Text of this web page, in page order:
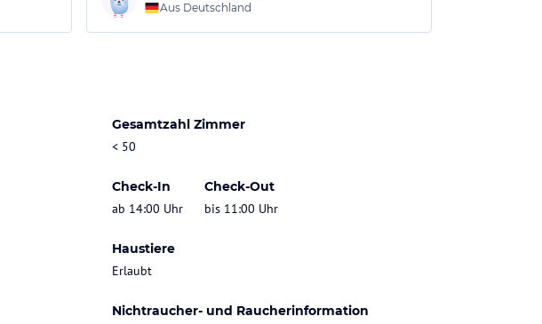
Aus Deutschland
Gesamtzahl Zimmer
< 50
Check-In
ab 14:00 Uhr
Check-Out
bis 11:00 Uhr
Haustiere
Erlaubt
Nichtraucher- und Raucherinformation